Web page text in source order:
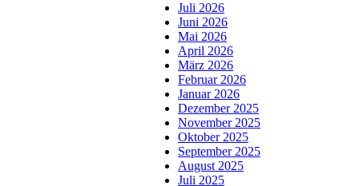
Juli 2026
Juni 2026
Mai 2026
April 2026
März 2026
Februar 2026
Januar 2026
Dezember 2025
November 2025
Oktober 2025
September 2025
August 2025
Juli 2025